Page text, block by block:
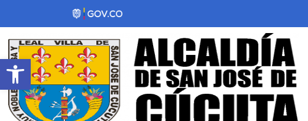
Abrir barra de herramientas